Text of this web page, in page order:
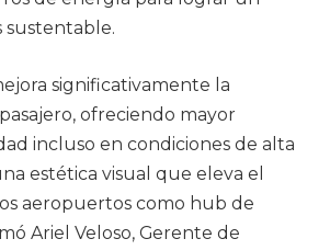
sustentable.
significativamente la
ofreciendo mayor
incluso en condiciones de alta
estética visual que eleva el
aeropuertos como hub de
Ariel Veloso, Gerente de